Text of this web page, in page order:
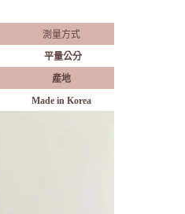
測量方式
平量公分
產地
Made in Korea